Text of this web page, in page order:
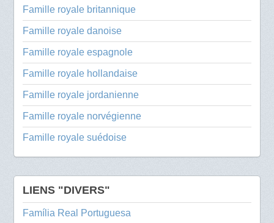
Famille royale britannique
Famille royale danoise
Famille royale espagnole
Famille royale hollandaise
Famille royale jordanienne
Famille royale norvégienne
Famille royale suédoise
LIENS "DIVERS"
Família Real Portuguesa